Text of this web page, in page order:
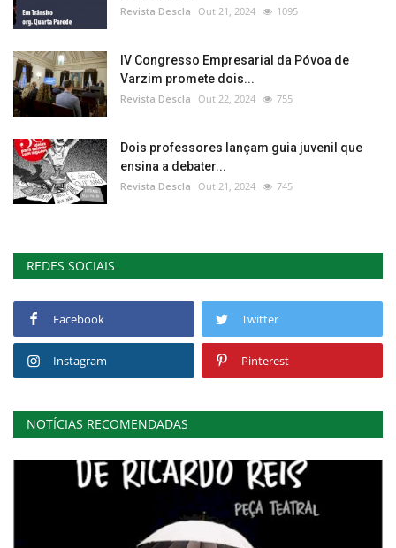
Revista Descla Out 21, 2024 1095
IV Congresso Empresarial da Póvoa de
Varzim promete dois...
Revista Descla Out 22, 2024 755
Dois professores lançam guia juvenil que
ensina a debater...
Revista Descla Out 21, 2024 745
REDES SOCIAIS
Facebook Twitter
Instagram Pinterest
NOTÍCIAS RECOMENDADAS